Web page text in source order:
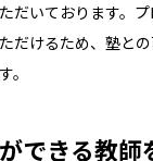
だいております。
だけるため、塾と
。
できる教師